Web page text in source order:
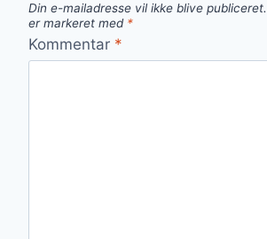
Din e-mailadresse vil ikke blive publiceret.
er markeret med *
Kommentar *